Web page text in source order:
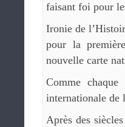
faisant foi pour
Ironie de
pour la
nouvelle carte
Comme
internationale de
Après des